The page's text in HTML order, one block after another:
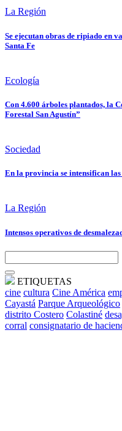
La Región
Se ejecutan obras de ripiado en
Santa Fe
Ecología
Con 4.600 árboles plantados, la
Forestal San Agustín”
Sociedad
En la provincia se intensifican
La Región
Intensos operativos de
ETIQUETAS
cine cultura Cine América
Cayastá Parque Arqueológico
distrito Costero Colastiné
corral consignatario de